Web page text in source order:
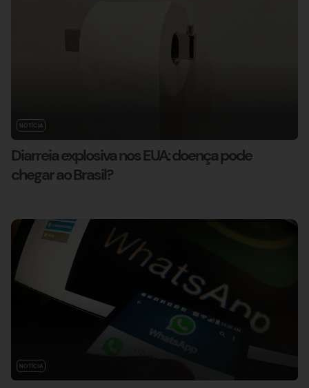
NOTÍCIA
Diarreia explosiva nos EUA: doença pode
chegar ao Brasil?
NOTÍCIA